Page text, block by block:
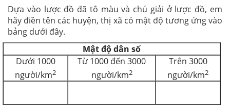
Dựa vào lược đồ đã tô màu và chú giải ở lược đồ, em
hãy điền tên các huyện, thị xã có mật độ tương ứng vào
bảng dưới đây.
Mật độ dân số
Dưới 1000
người/km2
Từ 1000 đến 3000
người/km2
Trên 3000
người/km2